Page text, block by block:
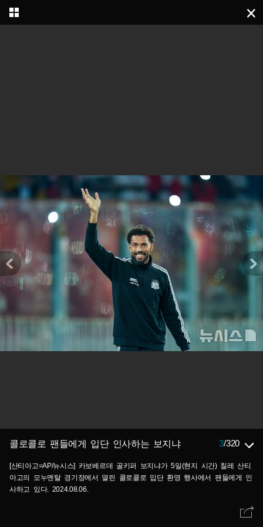
콜로콜로 팬들에게 입단 인사하는 보지냐 3/320
[산티아고=AP/뉴시스] 카보베르데 골키퍼 보지냐가 5일(현지 시간) 칠레 산티
아고의 모누멘탈 경기장에서 열린 콜로콜로 입단 환영 행사에서 팬들에게 인
사하고 있다. 2024.08.06.